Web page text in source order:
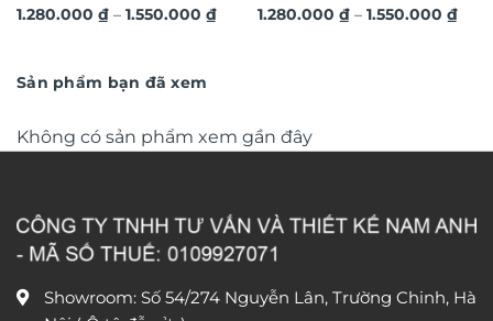
hươu 3D hiện đại TG4543
1.280.000 ₫ – 1.550.000 ₫Khoảngtượng hoa lá 3D nghệ thuật
1.280.000 ₫ – 1.550.000 ₫
Sản phẩm bạn đã xem
Không có sản phẩm xem gần đây
Showroom: Số 54/274 Nguyễn Lân, Trường Chinh, Hà